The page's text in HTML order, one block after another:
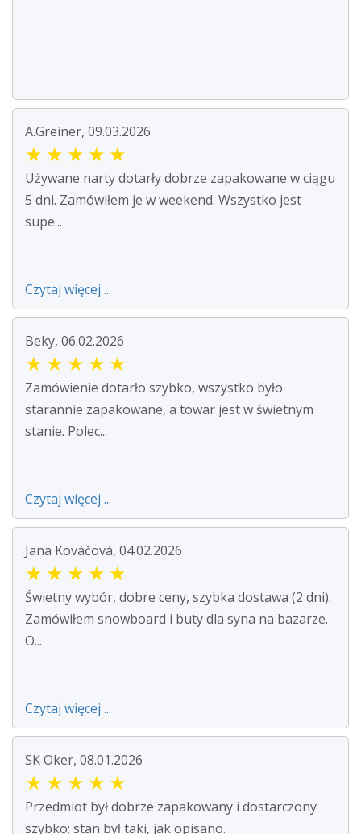
A.Greiner, 09.03.2026
★ ★ ★ ★ ★
Używane narty dotarły dobrze zapakowane w ciągu
5 dni. Zamówiłem je w weekend. Wszystko jest
supe...
Czytaj więcej ...
Beky, 06.02.2026
★ ★ ★ ★ ★
Zamówienie dotarło szybko, wszystko było
starannie zapakowane, a towar jest w świetnym
stanie. Polec...
Czytaj więcej ...
Jana Kováčová, 04.02.2026
★ ★ ★ ★ ★
Świetny wybór, dobre ceny, szybka dostawa (2 dni).
Zamówiłem snowboard i buty dla syna na bazarze.
O...
Czytaj więcej ...
SK Oker, 08.01.2026
★ ★ ★ ★ ★
Przedmiot był dobrze zapakowany i dostarczony
szybko; stan był taki, jak opisano.